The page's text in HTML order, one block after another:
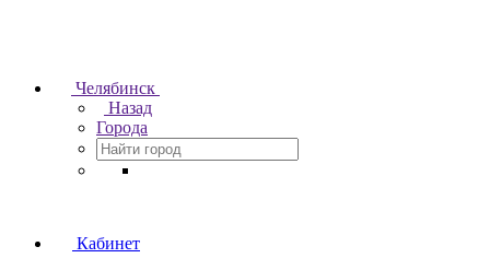
Челябинск
Назад
Города
Кабинет